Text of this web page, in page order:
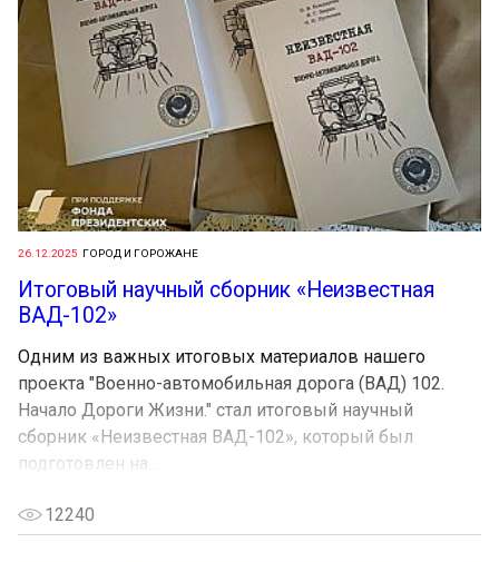
26.12.2025 ГОРОД И ГОРОЖАНЕ
Итоговый научный сборник «Неизвестная
ВАД-102»
Одним из важных итоговых материалов нашего
проекта "Военно-автомобильная дорога (ВАД) 102.
Начало Дороги Жизни." стал итоговый научный
сборник «Неизвестная ВАД-102», который был
подготовлен на...
12240